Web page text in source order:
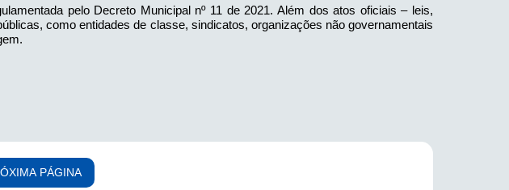
pelo Decreto Municipal nº 11 de 2021. Além dos atos oficiais – leis,
como entidades de classe, sindicatos, organizações não governamentais
PÁGINA